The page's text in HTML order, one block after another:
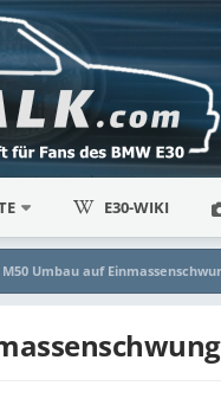
E30-WIKI
M50 Umbau auf